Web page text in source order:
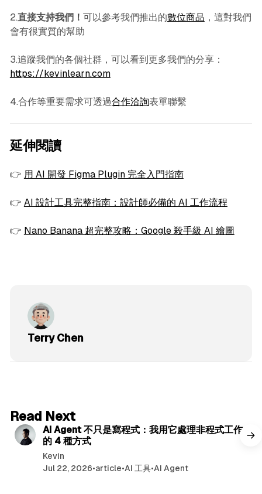
2.直接支持我們！ 可以參考我們推出的數位商品 ，這對我們
會有很實質的幫助
3.追蹤我們的各個社群，可以看到更多我們的分享：
https://kevinlearn.com
4.合作等重要需求可透過合作洽詢表單聯繫
延伸閱讀
👉 用 AI 開發 Figma Plugin 完全入門指南
👉 AI 設計工具完整指南：設計師必備的 AI 工作流程
👉 Nano Banana 超完整攻略：Google 殺手級 AI 繪圖
Terry Chen
Read Next
AI Agent 不只是寫程式：我用它處理非程式工作
的 4 種方式
Kevin
Jul 22, 2026•article•AI 工具•AI Agent